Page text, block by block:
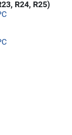
R24, R25)